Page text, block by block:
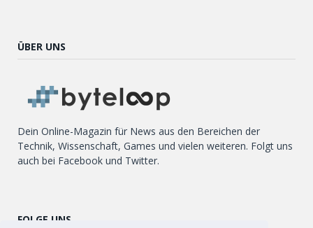
ÜBER UNS
Dein Online-Magazin für News aus den Bereichen der
Technik, Wissenschaft, Games und vielen weiteren. Folgt uns
auch bei Facebook und Twitter.
FOLGE UNS